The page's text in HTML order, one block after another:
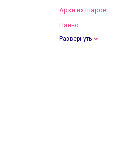
Арки из шаров
Панно
Развернуть